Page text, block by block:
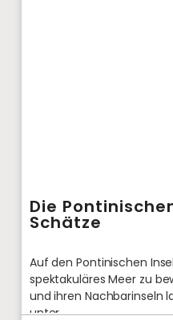
Die
Schätze
Auf den Pontinischen
spektakuläres Meer zu
und ihren Nachbarinseln
unter